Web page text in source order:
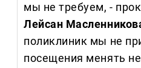
мы не требуем, -
Лейсан
поликлиник мы не
посещения менять